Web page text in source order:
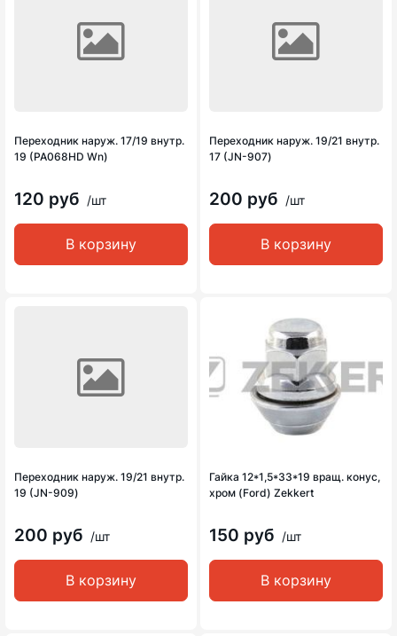
Переходник наруж. 17/19 внутр.
19 (PA068HD Wn)
120 руб /шт
В корзину
Переходник наруж. 19/21 внутр.
17 (JN-907)
200 руб /шт
В корзину
Переходник наруж. 19/21 внутр.
19 (JN-909)
200 руб /шт
В корзину
Гайка 12*1,5*33*19 вращ. конус,
хром (Ford) Zekkert
150 руб /шт
В корзину